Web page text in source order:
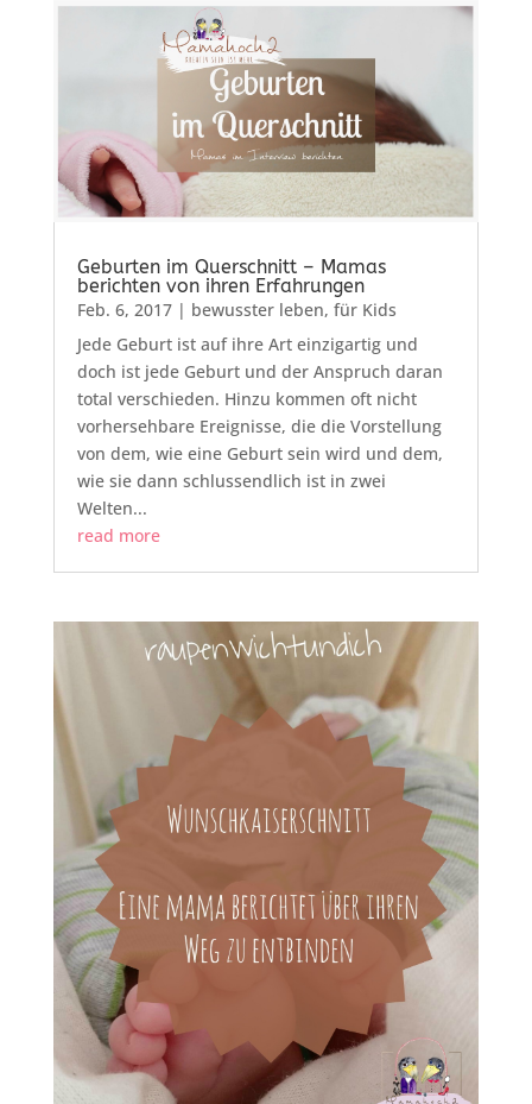
Geburten im Querschnitt – Mamas
berichten von ihren Erfahrungen
Feb. 6, 2017| bewusster leben, für Kids
Jede Geburt ist auf ihre Art einzigartig und
doch ist jede Geburt und der Anspruch daran
total verschieden. Hinzu kommen oft nicht
vorhersehbare Ereignisse, die die Vorstellung
von dem, wie eine Geburt sein wird und dem,
wie sie dann schlussendlich ist in zwei
Welten...
read more